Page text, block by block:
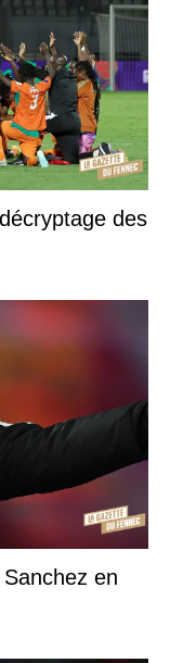
des
en